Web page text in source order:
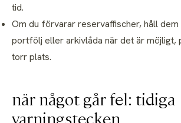
tid.
Om du förvarar reservaffischer, håll dem
portfölj eller arkivlåda när det är möjligt,
torr plats.
när något går fel: tidiga
varningstecken